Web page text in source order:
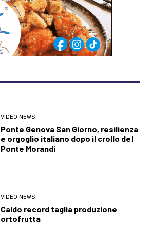
VIDEO NEWS
Ponte Genova San Giorno, resilienza
e orgoglio italiano dopo il crollo del
Ponte Morandi
VIDEO NEWS
Caldo record taglia produzione
ortofrutta